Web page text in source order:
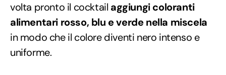
volta pronto il cocktail aggiungi coloranti
alimentari rosso, blu e verde nella miscela
in modo che il colore diventi nero intenso e
uniforme.